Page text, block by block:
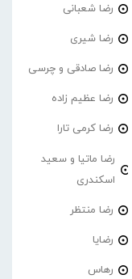
رضا شعبانی
رضا شیری
رضا صادقی و چرسی
رضا عظیم زاده
رضا کرمی تارا
رضا ماتیا و سعید
اسکندری
رضا منتظر
رضایا
رهاس